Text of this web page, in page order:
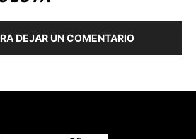
DEJAR UN COMENTARIO